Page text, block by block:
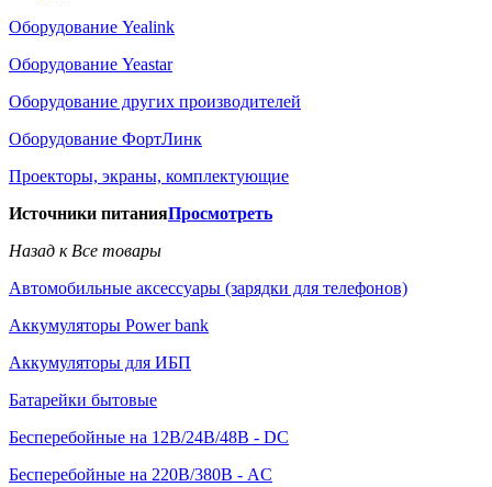
Оборудование Yealink
Оборудование Yeastar
Оборудование других производителей
Оборудование ФортЛинк
Проекторы, экраны, комплектующие
Источники питанияПросмотреть
Назад к Все товары
Автомобильные аксессуары (зарядки для телефонов)
Аккумуляторы Power bank
Аккумуляторы для ИБП
Батарейки бытовые
Бесперебойные на 12В/24В/48В - DC
Бесперебойные на 220В/380В - AC